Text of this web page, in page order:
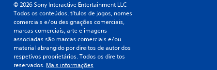
© 2026 Sony Interactive Entertainment LLC
Todos os conteúdos, títulos de jogos, nomes
comerciais e/ou designações comerciais,
marcas comerciais, arte e imagens
associadas são marcas comerciais e/ou
material abrangido por direitos de autor dos
respetivos proprietários. Todos os direitos
reservados. Mais informações